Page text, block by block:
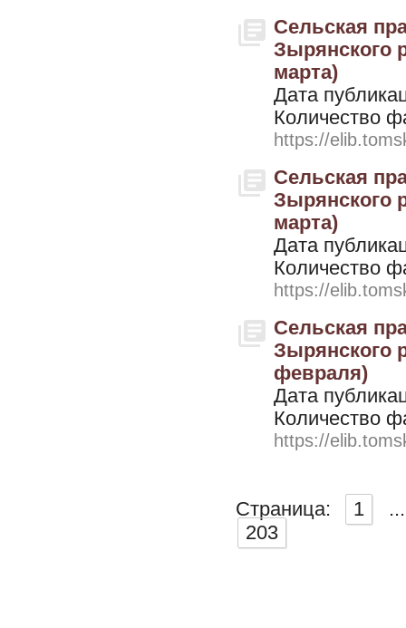
Сельская
Зырянского
марта)
Дата
Количество
https://
Сельская
Зырянского
марта)
Дата
Количество
https://
Сельская
Зырянского
февраля)
Дата
Количество
https://
Страница: 1
...
203